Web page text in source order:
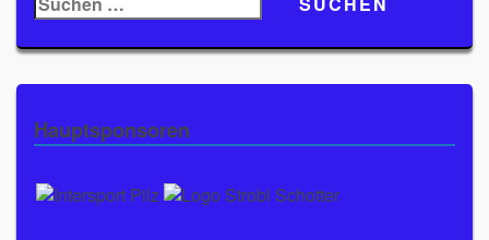
nach:
Hauptsponsoren